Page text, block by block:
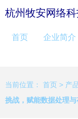
杭州牧安网络科
首页 企业简介
当前位置： 首页 > 产
挑战，赋能数据处理